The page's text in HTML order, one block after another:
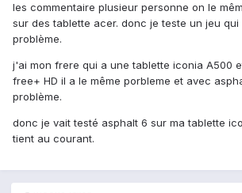
les commentaire plusieur personne on le
sur des tablette acer. donc je teste un jeu
problème.
j'ai mon frere qui a une tablette iconia A500
free+ HD il a le même porbleme et avec
problème.
donc je vait testé asphalt 6 sur ma tablette
tient au courant.